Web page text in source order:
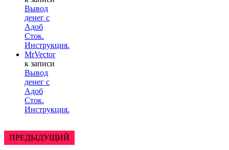
Вывод
денег с
Адоб
Сток.
Инструкция.
MrVector
к записи
Вывод
денег с
Адоб
Сток.
Инструкция.
ПРЕДЫДУЩИЙ